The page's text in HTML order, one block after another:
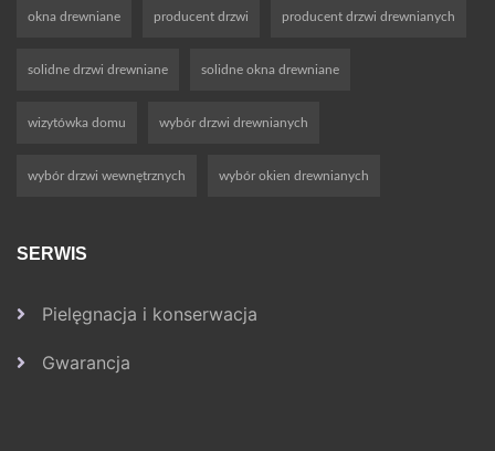
okna drewniane producent drzwi producent drzwi drewnianych
solidne drzwi drewniane solidne okna drewniane
wizytówka domu wybór drzwi drewnianych
wybór drzwi wewnętrznych wybór okien drewnianych
SERWIS
Pielęgnacja i konserwacja
Gwarancja